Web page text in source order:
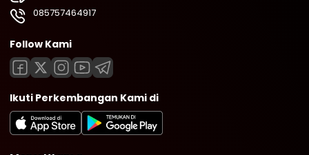
085757464917
Follow Kami
Ikuti Perkembangan Kami di